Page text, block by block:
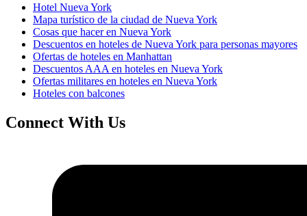
Hotel Nueva York
Mapa turístico de la ciudad de Nueva York
Cosas que hacer en Nueva York
Descuentos en hoteles de Nueva York para personas mayores
Ofertas de hoteles en Manhattan
Descuentos AAA en hoteles en Nueva York
Ofertas militares en hoteles en Nueva York
Hoteles con balcones
Connect With Us